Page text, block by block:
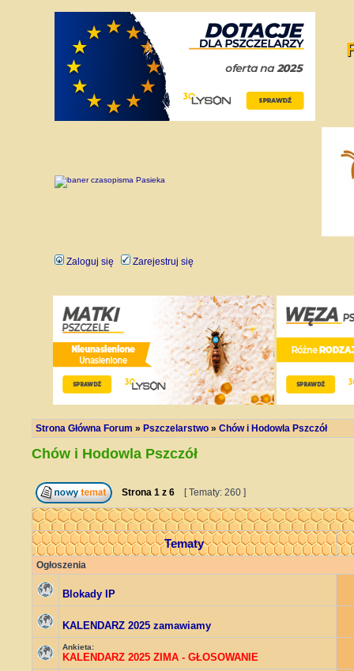
Zaloguj się Zarejestruj się
Strona Główna Forum » Pszczelarstwo » Chów i Hodowla Pszczół
Chów i Hodowla Pszczół
Strona 1 z 6 [ Tematy: 260 ]
Tematy
Ogłoszenia
Blokady IP
KALENDARZ 2025 zamawiamy
Ankieta:
KALENDARZ 2025 ZIMA - GŁOSOWANIE